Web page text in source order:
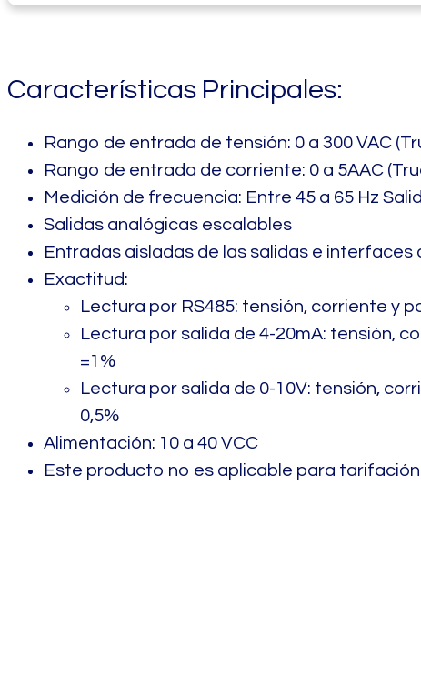
Características Principales:
Rango de entrada de tensión: 0 a 300 VAC
Rango de entrada de corriente: 0 a 5AAC
Medición de frecuencia: Entre 45 a 65 Hz
Salidas analógicas escalables
Entradas aisladas de las salidas e interfaces
Exactitud:
Lectura por RS485: tensión, corriente y
Lectura por salida de 4-20mA: tensión,
=1%
Lectura por salida de 0-10V: tensión,
0,5%
Alimentación: 10 a 40 VCC
Este producto no es aplicable para